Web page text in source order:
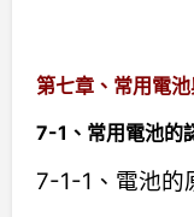
第七章、常用電
7-1、常用電池的
7-1-1、電池的